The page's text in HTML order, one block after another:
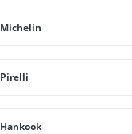
Michelin
Pirelli
Hankook